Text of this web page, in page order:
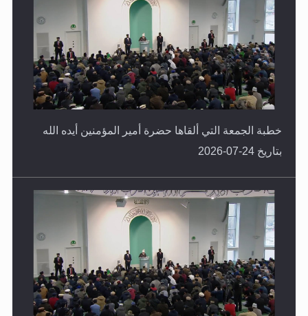
خطبة الجمعة التي ألقاها حضرة أمير المؤمنين أيده الله
بتاريخ 24-07-2026